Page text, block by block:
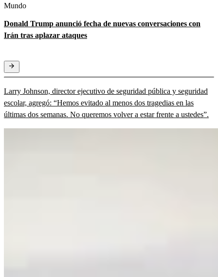
Mundo
Donald Trump anunció fecha de nuevas conversaciones con
Irán tras aplazar ataques
Larry Johnson, director ejecutivo de seguridad pública y seguridad
escolar, agregó: “Hemos evitado al menos dos tragedias en las
últimas dos semanas. No queremos volver a estar frente a ustedes”.